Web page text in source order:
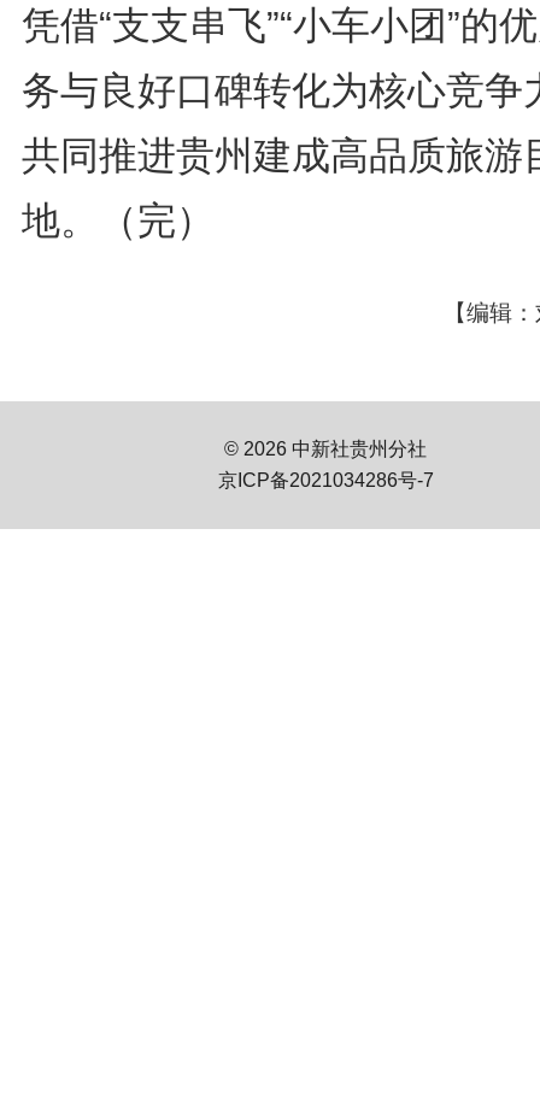
凭借“支支串飞”“小车小团”的
务与良好口碑转化为核心竞争
共同推进贵州建成高品质旅游
地。（完）
【编辑
© 2026 中新社贵州分社
京ICP备2021034286号-7